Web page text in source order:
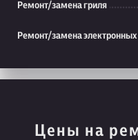
Ремонт/замена гриля
Ремонт/замена
Цены на